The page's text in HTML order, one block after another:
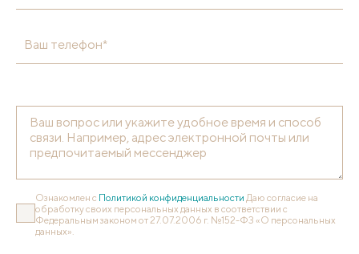
Ваш телефон*
Ознакомлен с Политикой конфиденциальности Даю согласие на
обработку своих персональных данных в соответствии с
Федеральным законом от 27.07.2006 г. №152-ФЗ «О персональных
данных».